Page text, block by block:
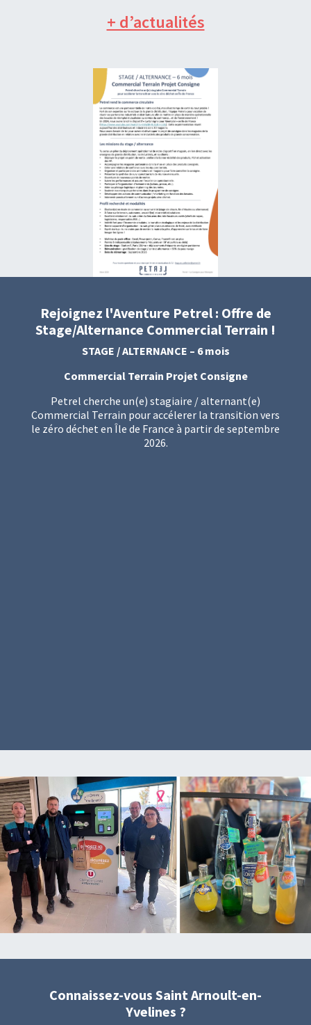
+ d’actualités
Rejoignez l'Aventure Petrel : Offre de
Stage/Alternance Commercial Terrain !
STAGE / ALTERNANCE – 6 mois
Commercial Terrain Projet Consigne
Petrel cherche un(e) stagiaire / alternant(e)
Commercial Terrain pour accélerer la transition vers
le zéro déchet en Île de France à partir de septembre
2026.
Connaissez-vous Saint Arnoult-en-
Yvelines ?